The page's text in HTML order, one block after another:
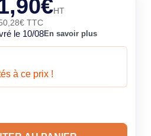
HT
TTC
le 10/08En savoir plus
à ce prix !